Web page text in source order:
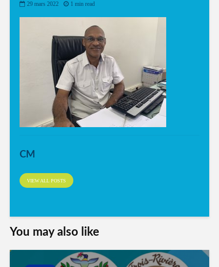
29 mars 2022 1 min read
CM
VIEW ALL POSTS
You may also like